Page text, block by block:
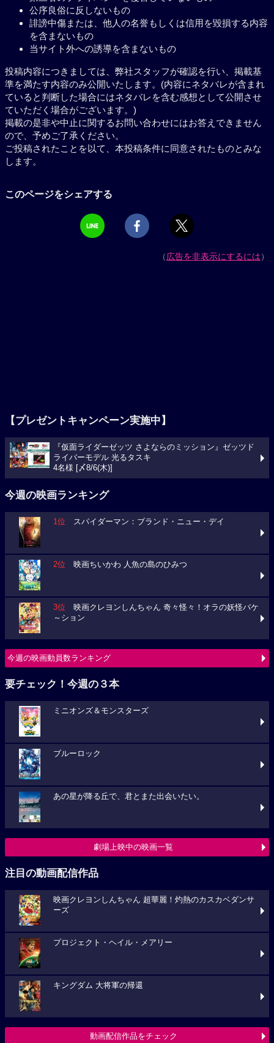
公序良俗に反しないもの
誹謗中傷または、他人の名誉もしくは信用を毀損する内容
を含まないもの
当サイト外への誘導を含まないもの
投稿内容につきましては、弊社スタッフが確認を行い、掲載基
準を満たす内容のみ公開いたします。(内容にネタバレが含まれ
ていると判断した場合にはネタバレを含む感想として公開させ
ていただく場合がございます。)
掲載の是非や中止に関するお問い合わせにはお答えできません
ので、予めご了承ください。
ご投稿されたことを以て、本投稿条件に同意されたものとみな
します。
このページをシェアする
（広告を非表示にするには）
【プレゼントキャンペーン実施中】
『仮面ライダーゼッツ さよならのミッション』ゼッツド
ライバーモデル 光るタスキ
4名様 [〆8/6(木)]
今週の映画ランキング
1位 スパイダーマン：ブランド・ニュー・デイ
2位 映画ちいかわ 人魚の島のひみつ
3位 映画クレヨンしんちゃん 奇々怪々！オラの妖怪バケ
～ション
今週の映画動員数ランキング
要チェック！今週の３本
ミニオンズ＆モンスターズ
ブルーロック
あの星が降る丘で、君とまた出会いたい。
劇場上映中の映画一覧
注目の動画配信作品
映画クレヨンしんちゃん 超華麗！灼熱のカスカベダンサ
ーズ
プロジェクト・ヘイル・メアリー
キングダム 大将軍の帰還
動画配信作品をチェック